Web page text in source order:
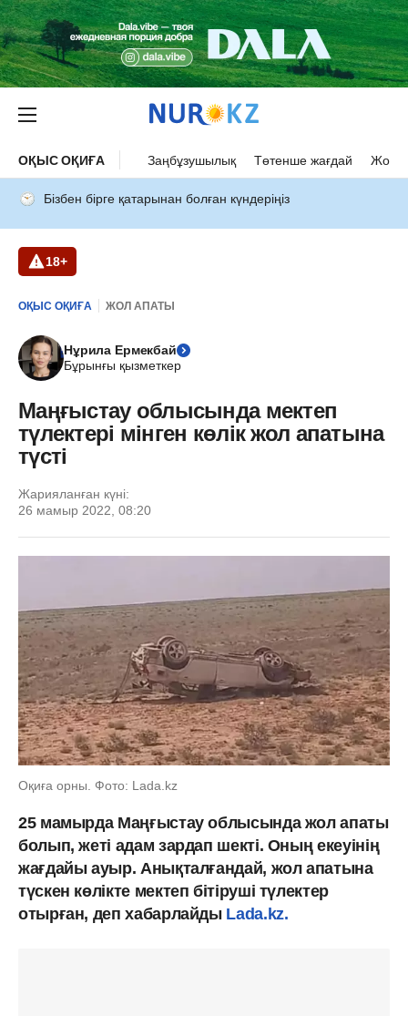
ОҚЫС ОҚИҒА Заңбұзушылық Төтенше жағдай Жол
Бізбен бірге қатарынан болған күндеріңіз
18+
ОҚЫС ОҚИҒА ЖОЛ АПАТЫ
Нұрила Ермекбай
Бұрынғы қызметкер
Маңғыстау облысында мектеп
түлектері мінген көлік жол апатына
түсті
Жарияланған күні:
26 мамыр 2022, 08:20
Оқиға орны. Фото: Lada.kz
25 мамырда Маңғыстау облысында жол апаты
болып, жеті адам зардап шекті. Оның екеуінің
жағдайы ауыр. Анықталғандай, жол апатына
түскен көлікте мектеп бітіруші түлектер
отырған, деп хабарлайды Lada.kz.